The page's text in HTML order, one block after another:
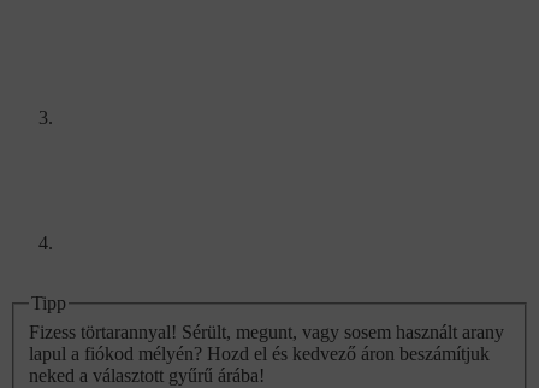
Tipp
Fizess törtarannyal! Sérült, megunt, vagy sosem használt arany
lapul a fiókod mélyén? Hozd el és kedvező áron beszámítjuk
neked a választott gyűrű árába!